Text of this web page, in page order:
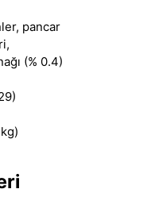
pancar
(% 0.4)